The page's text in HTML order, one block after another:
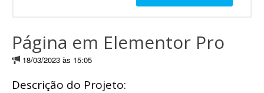
Página em Elementor Pro
18/03/2023 às 15:05
Descrição do Projeto: